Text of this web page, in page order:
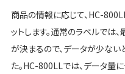
商品の情報に応じて、HC-
ットします。通常のラベルでは
が決まるので、データが少な
た。HC-800LLでは、データ量